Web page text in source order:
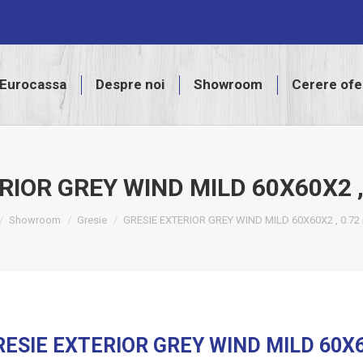
Eurocassa Despre noi Showroom Cerere
GREY WIND MILD
here:
Showroom Gresie GRESIE EXTERIOR GREY WIND MILD 60X60X2 ,
EXTERIOR GREY WIND MILD
Despre noi Showroom Cerere ofertă